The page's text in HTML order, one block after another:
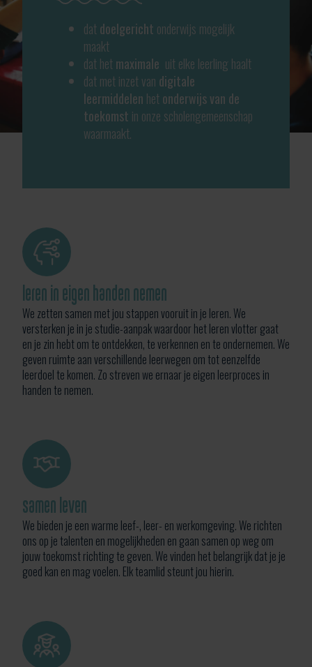
datdoelgericht onderwijs mogelijk
maakt
dat hetmaximale uit elke leerling haalt
dat met inzet van digitale
leermiddelen hetonderwijs van de
toekomst in onze scholengemeenschap
waarmaakt.
leren in eigen handen nemen
We zetten samen met jou stappen vooruit in je leren. We
versterken je in je studie-aanpak waardoor het leren vlotter gaat
en je zin hebt om te ontdekken, te verkennen en te ondernemen. We
geven ruimte aan verschillende leerwegen om tot eenzelfde
leerdoel te komen. Zo streven we ernaar je eigen leerproces in
handen te nemen.
samen leven
We bieden je een warme leef-, leer- en werkomgeving. We richten
ons op je talenten en mogelijkheden en gaan samen op weg om
jouw toekomst richting te geven. We vinden het belangrijk dat je je
goed kan en mag voelen. Elk teamlid steunt jou hierin.